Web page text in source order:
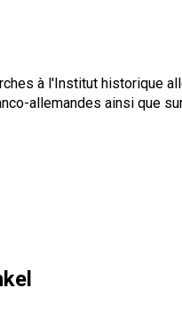
à l'Institut historique
allemandes ainsi que